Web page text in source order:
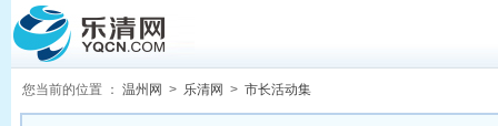
您当前的位置 ： 温州网 > 乐清网 > 市长活动集